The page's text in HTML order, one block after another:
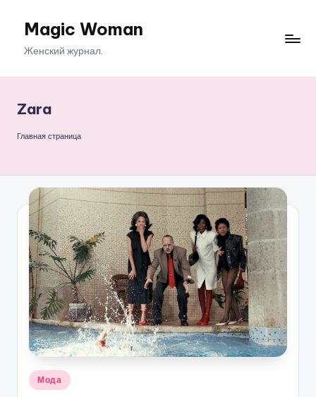
ПерейтиMagic Woman
Женский журнал.
Zara
Главная страница
Опубликовано
Мода